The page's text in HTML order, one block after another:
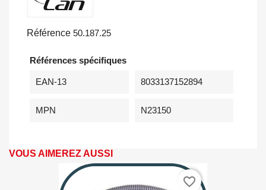
Référence 50.187.25
Références spécifiques
EAN-13 8033137152894
MPN N23150
VOUS AIMEREZ AUSSI
favorite_border